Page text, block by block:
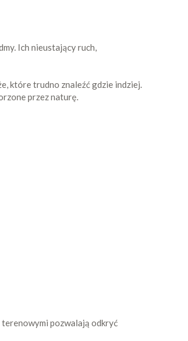
Ich nieustający ruch,
które trudno znaleźć gdzie indziej.
przez naturę.
terenowymi pozwalają odkryć